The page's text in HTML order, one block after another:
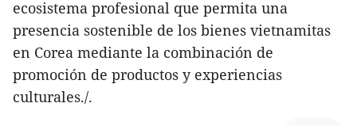
ecosistema profesional que permita una
presencia sostenible de los bienes vietnamitas
en Corea mediante la combinación de
promoción de productos y experiencias
culturales./.